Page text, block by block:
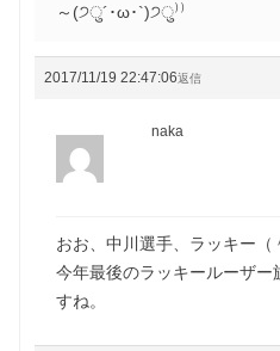
～(੭ु´･ω･`)੭ु⁾⁾
2017/11/19 22:47:06返信
naka
おお、中川選手、ラッキー（
今年最後のラッキールーザ
すね。